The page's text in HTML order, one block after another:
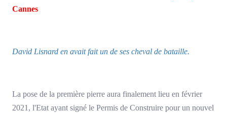
Cannes
David Lisnard en avait fait un de ses cheval de bataille.
La pose de la première pierre aura finalement lieu en février
2021, l'Etat ayant signé le Permis de Construire pour un nouvel